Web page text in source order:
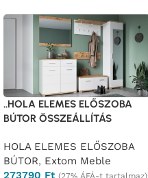
..HOLA ELEMES ELŐSZOBA
BÚTOR ÖSSZEÁLLÍTÁS
HOLA ELEMES ELŐSZOBA
BÚTOR, Extom Meble
273790 Ft (27% ÁFÁ-t tartalmaz)